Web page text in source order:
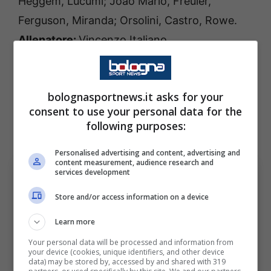
Ferguson, Miranda; Orsolini, Castro, Rowe.
Allenatore:Vincenzo Italiano
Svilar; Mancini, Ndicka,
Hermoso; Celik, Cristante, Pisilli, Wesley;
Soulé, El Aynaoui; Malen.Allenatore:Gian
Piero Gasperini.
bolognasportnews.it asks for your
consent to use your personal data for the
following purposes:
Personalised advertising and content, advertising and
content measurement, audience research and
services development
Store and/or access information on a device
Learn more
Your personal data will be processed and information from
your device (cookies, unique identifiers, and other device
data) may be stored by, accessed by and shared with 319